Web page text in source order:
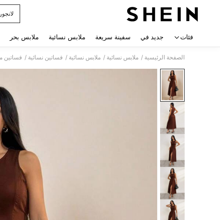
فئات جديد في سفينة سريعة ملابس نسائية ملابس بحر
الصفحة الرئيسية / ملابس نسائية / ملابس نسائية / فساتين نسائية / فساتين